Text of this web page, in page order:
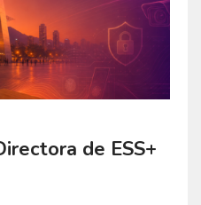
de ESS+